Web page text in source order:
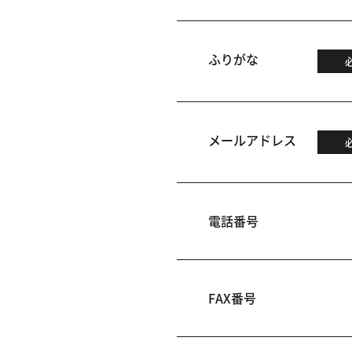
ふりがな
メールアドレス
電話番号
FAX番号